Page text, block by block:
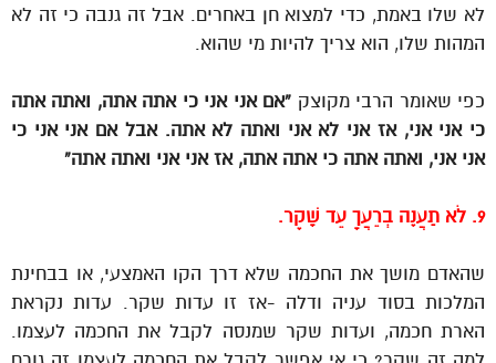
לא שלו באמת, כדי למצוא חן באחרים. אבל זה גנבה כי זה לא
המהות שלו, הוא צריך להיות מי שהוא.
כפי שאומר הרבי מקוצק “אם אני אני כי אתה אתה, ואתה אתה
כי אני אני, אז אני לא אני ואתה לא אתה. אבל אם אני אני כי
אני אני, ואתה אתה כי אתה אתה, אז אני אני ואתה אתה”
9. לֹא תַעֲנֶה בְרֵעֲךָ עֵד שָׁקֶר.
שהאדם מושך את החכמה שלא דרך הקו האמצעי, או בבחינת
המלכות בסוד עניה ודלה -אז זו עדות שקר. עדות נקראת
הארת חכמה, ועדות שקר שמנסה לקבל את החכמה לעצמו.